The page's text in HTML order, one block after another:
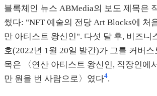
블록체인 뉴스 ABMedia의 보도 제목은
썼다: "NFT 예술의 전당 Art Blocks에 처
만 아티스트 왕신인". 다섯 달 후, 비즈니
호(2022년 1월 20일 발간)가 그를 커버스
목은 〈연산 아티스트 왕신인, 직장인에
만 원을 번 사람으로〉였다4.